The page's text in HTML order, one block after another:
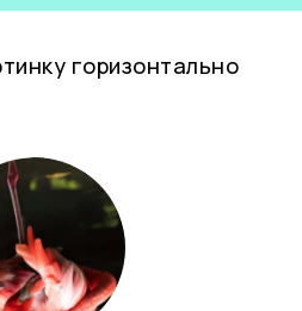
горизонтально